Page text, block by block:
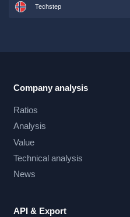
Techstep
Company analysis
Ratios
Analysis
Value
Technical analysis
News
API & Export